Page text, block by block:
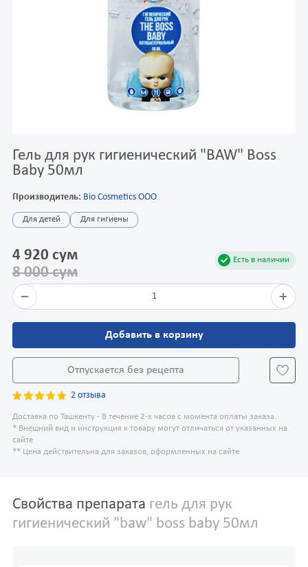
Гель для рук гигиенический "BAW" Boss
Baby 50мл
Производитель: Bio Cosmetics OOO
Для детей Для гигиены
Есть в наличии
4 920 сум
8 000 сум
1
Добавить в корзину
Отпускается без рецепта
2 отзыва
Доставка по Ташкенту - В течение 2-х часов с момента оплаты заказа.
* Внешний вид и инструкция к товару могут отличаться от указанных на
сайте
** Цена действительна для заказов, оформленных на сайте
Свойства препарата гель для рук
гигиенический "baw" boss baby 50мл